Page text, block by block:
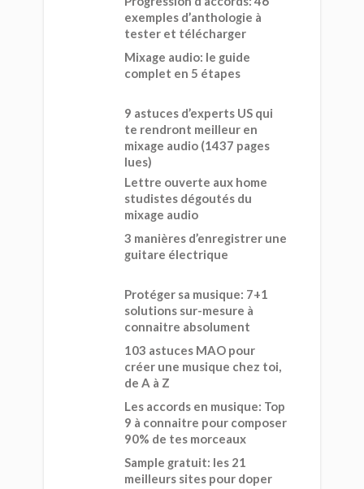
exemples d’anthologie à
tester et télécharger
Mixage audio: le guide
complet en 5 étapes
9 astuces d’experts US qui
te rendront meilleur en
mixage audio (1437 pages
lues)
Lettre ouverte aux home
studistes dégoutés du
mixage audio
3 manières d’enregistrer une
guitare électrique
Protéger sa musique: 7+1
solutions sur-mesure à
connaitre absolument
103 astuces MAO pour
créer une musique chez toi,
de A à Z
Les accords en musique: Top
9 à connaitre pour composer
90% de tes morceaux
Sample gratuit: les 21
meilleurs sites pour doper